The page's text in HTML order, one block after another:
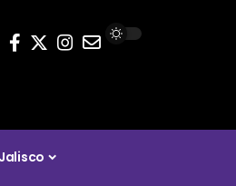
Jalisco